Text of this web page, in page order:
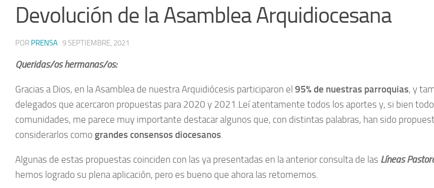
Devolución de la Asamblea Arquidiocesana
POR PRENSA · 9 SEPTIEMBRE, 2021
Queridas/os hermanas/os:
Gracias a Dios, en la Asamblea de nuestra Arquidiócesis participaron el 95% de nuestras parroquias, y
delegados que acercaron propuestas para 2020 y 2021.Leí atentamente todos los aportes y, si bien
comunidades, me parece muy importante destacar algunos que, con distintas palabras, han sido
considerarlos como grandes consensos diocesanos.
Algunas de estas propuestas coinciden con las ya presentadas en la anterior consulta de las Líneas
hemos logrado su plena aplicación, pero es bueno que ahora las retomemos.